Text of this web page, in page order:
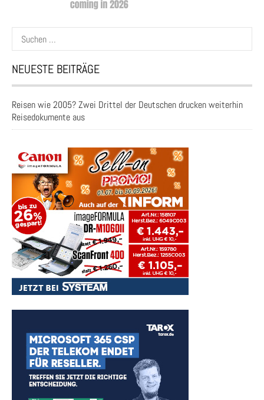
Suchen
nach:
NEUESTE BEITRÄGE
Reisen wie 2005? Zwei Drittel der Deutschen drucken weiterhin
Reisedokumente aus